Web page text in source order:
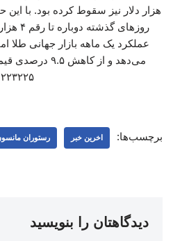
هزار دلار نیز سقوط کرده بود. با این
عملکرد یک ماهه بازار جهانی طلا
می‌دهد و از
۲۲۳۲۲۵
برچسب‌ها: اخرین خبر رستوران
دیدگاهتان را بنویسید